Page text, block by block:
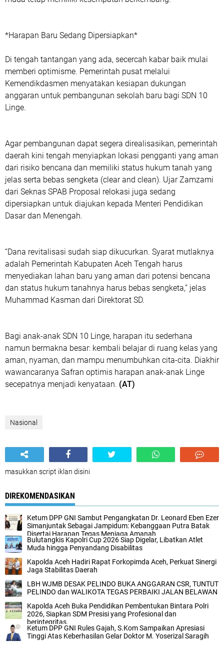
*Harapan Baru Sedang Dipersiapkan*
Di tengah tantangan yang ada, secercah kabar baik mulai
memberi optimisme. Pemerintah pusat melalui
Kemendikdasmen menyatakan kesiapan dukungan
anggaran untuk pembangunan sekolah baru bagi SDN 10
Linge.
Agar pembangunan dapat segera direalisasikan, pemerintah
daerah kini tengah menyiapkan lokasi pengganti yang aman
dari risiko bencana dan memiliki status hukum tanah yang
jelas serta bebas sengketa (clear and clean). Ujar Zamzami
dari Seknas SPAB Proposal relokasi juga sedang
dipersiapkan untuk diajukan kepada Menteri Pendidikan
Dasar dan Menengah.
“Dana revitalisasi sudah siap dikucurkan. Syarat mutlaknya
adalah Pemerintah Kabupaten Aceh Tengah harus
menyediakan lahan baru yang aman dari potensi bencana
dan status hukum tanahnya harus bebas sengketa,” jelas
Muhammad Kasman dari Direktorat SD.
Bagi anak-anak SDN 10 Linge, harapan itu sederhana
namun bermakna besar: kembali belajar di ruang kelas yang
aman, nyaman, dan mampu menumbuhkan cita-cita. Diakhir
wawancaranya Safran optimis harapan anak-anak Linge
secepatnya menjadi kenyataan. (AT)
Nasional
masukkan script iklan disini
DIREKOMENDASIKAN
Ketum DPP GNI Sambut Pengangkatan Dr. Leonard Eben Ezer
Simanjuntak Sebagai Jampidum: Kebanggaan Putra Batak
Disertai Harapan Tegas Menjaga Amanah
Bulutangkis Kapolri Cup 2026 Siap Digelar, Libatkan Atlet
Muda hingga Penyandang Disabilitas
Kapolda Aceh Hadiri Rapat Forkopimda Aceh, Perkuat Sinergi
Jaga Stabilitas Daerah
LBH WJMB DESAK PELINDO BUKA ANGGARAN CSR, TUNTUT
PELINDO dan WALIKOTA TEGAS PERBAIKI JALAN BELAWAN
Kapolda Aceh Buka Pendidikan Pembentukan Bintara Polri
2026, Siapkan SDM Presisi yang Profesional dan
berintegritas.
Ketum DPP GNI Rules Gajah, S.Kom Sampaikan Apresiasi
Tinggi Atas Keberhasilan Gelar Doktor M. Yoserizal Saragih